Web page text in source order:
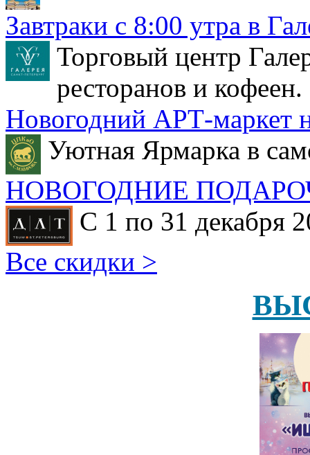
Завтраки с 8:00 утра в
Торговый центр
ресторанов и кофеен.
Новогодний АРТ-маркет
Уютная Ярмарка в
НОВОГОДНИЕ
С 1 по 31 декабря
Все скидки >